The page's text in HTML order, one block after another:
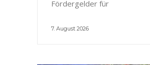
Fördergelder für
7. August 2026